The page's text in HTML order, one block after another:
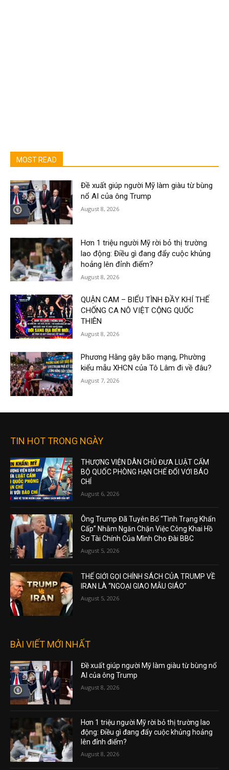
MOST READ
Đề xuất giúp người Mỹ làm giàu từ bùng
nổ AI của ông Trump
August 8, 2026
Hơn 1 triệu người Mỹ rời bỏ thị trường
lao động: Điều gì đang đẩy cuộc khủng
hoảng lên đỉnh điểm?
August 8, 2026
QUẬN CAM – BIỂU TÌNH ĐẦY KHÍ THẾ
CHỐNG CA NÔ VIỆT CỘNG QUỐC
THIÊN
August 8, 2026
Phương Hằng gây bão mạng, Phường
kiểu mẫu XHCN của Tô Lâm đi về đâu?
August 7, 2026
TIN HOT TRONG NGÀY
THƯỢNG VIỆN DÂN CHỦ ĐƯA LUẬT CẤM
BỘ QUỐC PHÒNG HẠN CHẾ ĐỐI VỚI BÁO
CHÍ
August 6, 2026
Ông Trump Đã Tuyên Bố “Tình Trạng Khẩn
Cấp” Nhằm Ngăn Chặn Việc Công Khai Hồ
Sơ Tài Chính Của Mình Cho Đài BBC
August 5, 2026
THẾ GIỚI GỌI CHÍNH SÁCH CỦA TRUMP VỀ
IRAN LÀ “NGOẠI GIAO MẪU GIÁO”
August 5, 2026
BÀI VIẾT MỚI NHẤT
Đề xuất giúp người Mỹ làm giàu từ bùng nổ
AI của ông Trump
August 8, 2026
Hơn 1 triệu người Mỹ rời bỏ thị trường lao
động: Điều gì đang đẩy cuộc khủng hoảng
lên đỉnh điểm?
August 8, 2026